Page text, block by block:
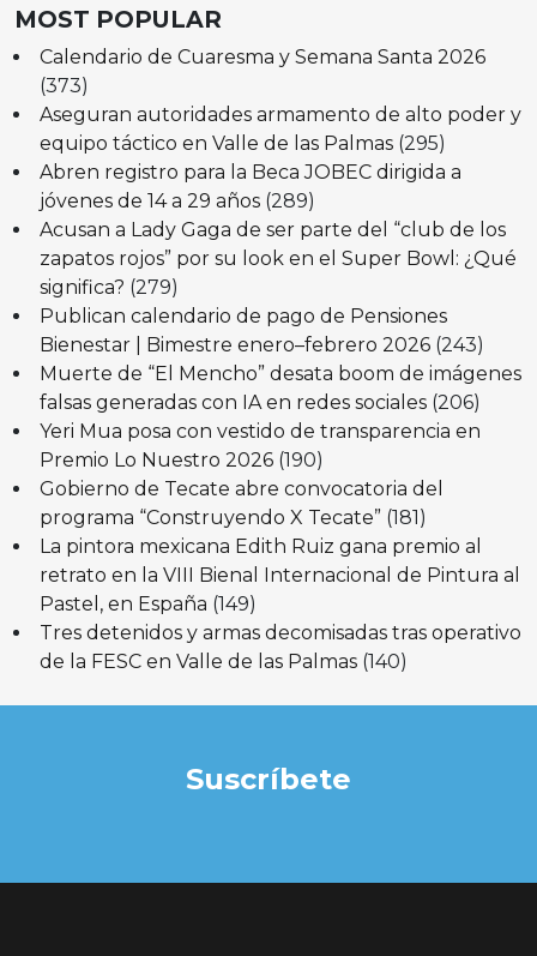
MOST POPULAR
Calendario de Cuaresma y Semana Santa 2026
(373)
Aseguran autoridades armamento de alto poder y
equipo táctico en Valle de las Palmas (295)
Abren registro para la Beca JOBEC dirigida a
jóvenes de 14 a 29 años (289)
Acusan a Lady Gaga de ser parte del “club de los
zapatos rojos” por su look en el Super Bowl: ¿Qué
significa? (279)
Publican calendario de pago de Pensiones
Bienestar | Bimestre enero–febrero 2026 (243)
Muerte de “El Mencho” desata boom de imágenes
falsas generadas con IA en redes sociales (206)
Yeri Mua posa con vestido de transparencia en
Premio Lo Nuestro 2026 (190)
Gobierno de Tecate abre convocatoria del
programa “Construyendo X Tecate” (181)
La pintora mexicana Edith Ruiz gana premio al
retrato en la VIII Bienal Internacional de Pintura al
Pastel, en España (149)
Tres detenidos y armas decomisadas tras operativo
de la FESC en Valle de las Palmas (140)
Suscríbete